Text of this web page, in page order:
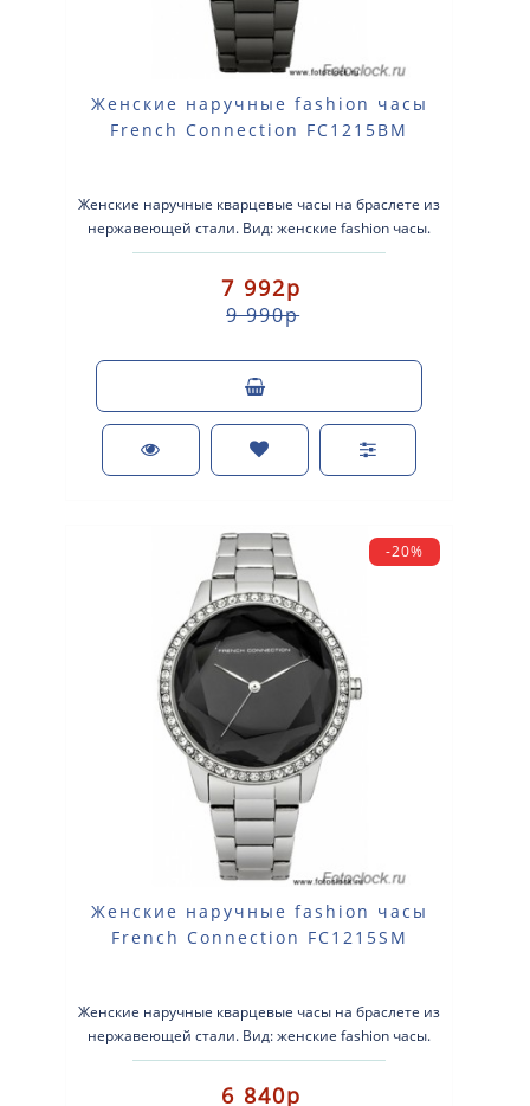
Женские наручные fashion часы
French Connection FC1215BM
Женские наручные кварцевые часы на браслете из
нержавеющей стали. Вид: женские fashion часы.
Тип механизма: кварцевые. К..
7 992р
9 990р
-20%
Женские наручные fashion часы
French Connection FC1215SM
Женские наручные кварцевые часы на браслете из
нержавеющей стали. Вид: женские fashion часы.
Тип механизма: кварцевые. К..
6 840р